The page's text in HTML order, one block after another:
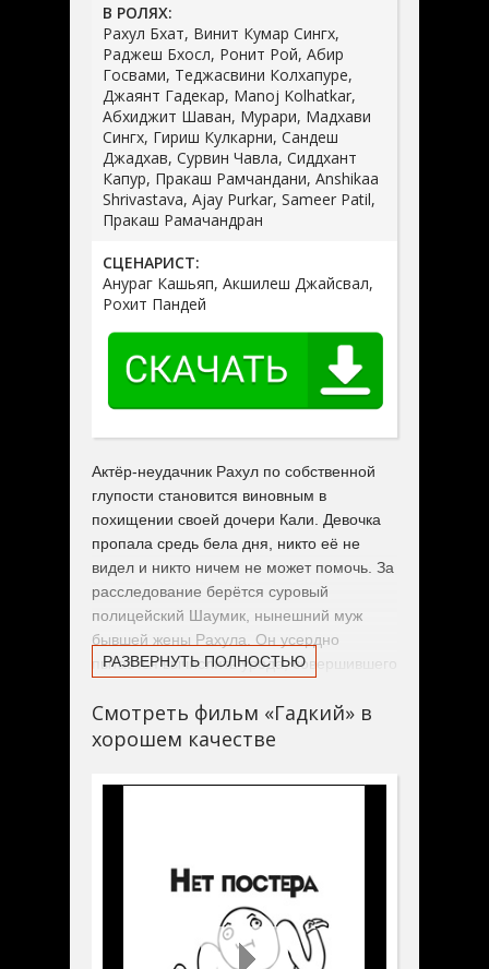
В РОЛЯХ:
Рахул Бхат, Винит Кумар Сингх,
Раджеш Бхосл, Ронит Рой, Абир
Госвами, Теджасвини Колхапуре,
Джаянт Гадекар, Manoj Kolhatkar,
Абхиджит Шаван, Мурари, Мадхави
Сингх, Гириш Кулкарни, Сандеш
Джадхав, Сурвин Чавла, Сиддхант
Капур, Пракаш Рамчандани, Anshikaa
Shrivastava, Ajay Purkar, Sameer Patil,
Пракаш Рамачандран
СЦЕНАРИСТ:
Анураг Кашьяп, Акшилеш Джайсвал,
Рохит Пандей
Актёр-неудачник Рахул по собственной
глупости становится виновным в
похищении своей дочери Кали. Девочка
пропала средь бела дня, никто её не
видел и никто ничем не может помочь. За
расследование берётся суровый
полицейский Шаумик, нынешний муж
бывшей жены Рахула. Он усердно
пытается вычислить урода, совершившего
специальную команду для его поимки.
РАЗВЕРНУТЬ ПОЛНОСТЬЮ
Смотреть фильм «Гадкий» в
хорошем качестве